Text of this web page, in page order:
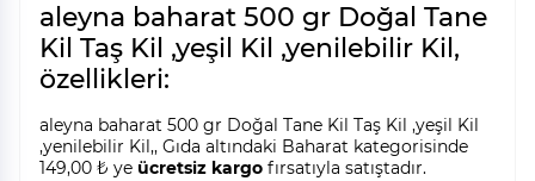
aleyna baharat 500 gr Doğal Tane
Kil Taş Kil ,yeşil Kil ,yenilebilir Kil,
özellikleri:
aleyna baharat 500 gr Doğal Tane Kil Taş Kil ,yeşil Kil
,yenilebilir Kil,, Gıda altındaki Baharat kategorisinde
149,00 ₺ ye ücretsiz kargo fırsatıyla satıştadır.